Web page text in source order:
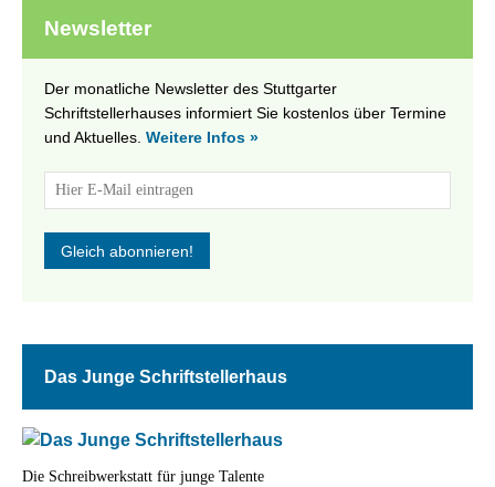
Newsletter
Der monatliche Newsletter des Stuttgarter
Schriftstellerhauses informiert Sie kostenlos über Termine
und Aktuelles. Weitere Infos »
Das Junge Schriftstellerhaus
Die Schreibwerkstatt für junge Talente